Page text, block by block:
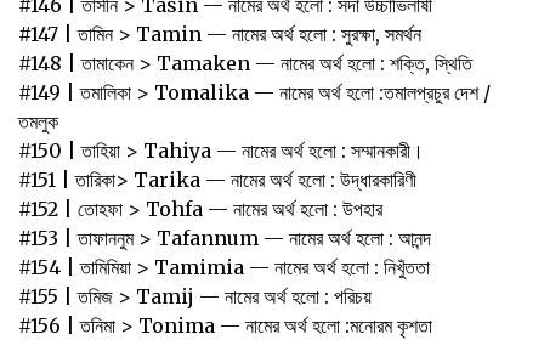
#146 | তাসীন > Tasin — নামের অর্থ হলো : সদা উচ্চাভিলাষী
#147 | তামিন > Tamin — নামের অর্থ হলো : সুরক্ষা, সমর্থন
#148 | তামাকেন > Tamaken — নামের অর্থ হলো : শক্তি, স্থিতি
#149 | তমালিকা > Tomalika — নামের অর্থ হলো :তমালপ্রচুর দেশ /
তমলুক
#150 | তাহিয়া‌ > ‌Tahiya — নামের অর্থ হলো : সম্মানকারী।‌
#151 | তারিকা> Tarika — নামের অর্থ হলো : উদ্ধারকারিণী
#152 | তোহফা > Tohfa — নামের অর্থ হলো : উপহার
#153 | তাফাননুম > Tafannum — নামের অর্থ হলো : আনন্দ
#154 | তামিমিয়া > Tamimia — নামের অর্থ হলো : নিখুঁততা
#155 | তমিজ > Tamij — নামের অর্থ হলো : পরিচয়
#156 | তনিমা > Tonima — নামের অর্থ হলো :মনোরম কৃশতা